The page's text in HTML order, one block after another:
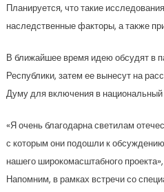
Планируется, что такие
наследственные факторы, а также
В ближайшее время идею обсудят в
Республики, затем ее вынесут на
Думу для включения в национальный
«Я очень благодарна светилам
с которым они подошли к
нашего широкомасштабного
Напомним, в рамках встречи со